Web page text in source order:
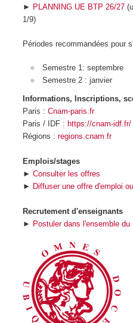
► PLANNING UE BTP 26/27
1/9)
Périodes recommandées pour
Semestre 1: septembre
Semestre 2 : janvier
Informations, Inscriptions,
Paris : Cnam-paris.fr
Paris / IDF : https://cnam-idf.fr/
Régions : regions.cnam.fr
Emplois/stages
► Consulter les offres
► Diffuser une offre d'emploi
Recrutement d'enseignants
► Postuler dans l'ensemble du